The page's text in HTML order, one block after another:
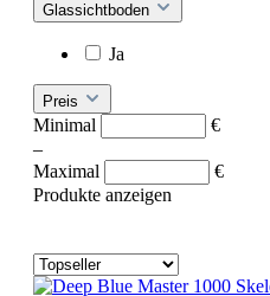
Glassichtboden
Ja
Preis
Minimal
€
–
Maximal
€
Produkte anzeigen